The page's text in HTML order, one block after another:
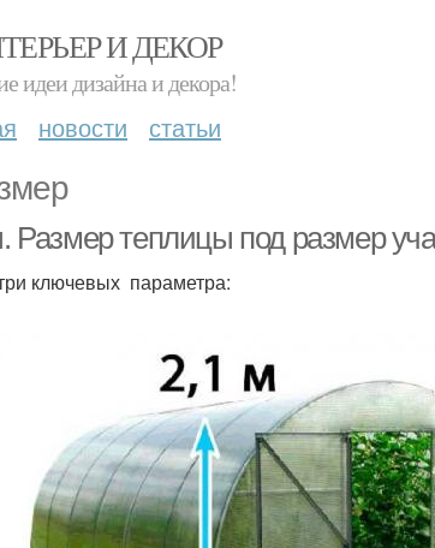
И ДЕКОР
идеи дизайна и декора!
новости статьи
теплицы под размер
ключевых параметра: